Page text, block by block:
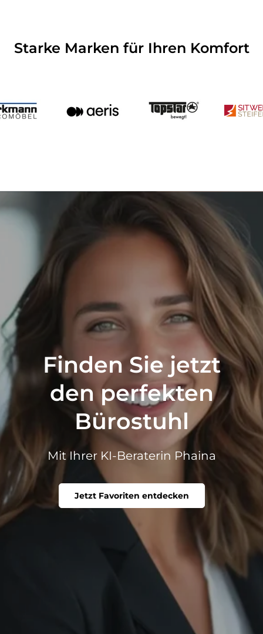
Starke Marken für Ihren Komfort
Finden Sie jetzt
den perfekten
Bürostuhl
Mit Ihrer KI-Beraterin Phaina
Jetzt Favoriten entdecken